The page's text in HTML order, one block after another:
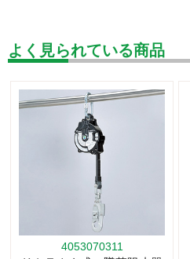
よく見られている商品
4053070311